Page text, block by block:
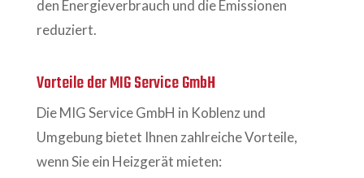
den Energieverbrauch und die Emissionen
reduziert.
Vorteile der MIG Service GmbH
Die MIG Service GmbH in Koblenz und
Umgebung bietet Ihnen zahlreiche Vorteile,
wenn Sie ein Heizgerät mieten: